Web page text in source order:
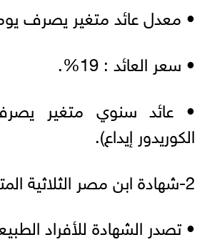
• معدل عائد متغير يصرف
• سعر العائد : 19%.
• عائد سنوي متغير
الكوريدور إيداع).
2-شهادة ابن مصر الثلاثية المتناقصة:
• تصدر الشهادة للأفراد